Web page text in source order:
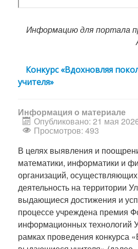
Информацию для портала
Конкурс «Вдохновляя
учителя»
Информация о материале
Опубликовано: 21 мая
Просмотров: 493
В целях выявления и
математики, информатики и
организаций,
деятельность на территории
выдающиеся достижения и
процессе учреждена премия
информационных технологий
рамках проведения конкурса